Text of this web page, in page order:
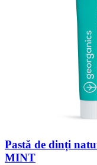
Pastă de dinți
MINT